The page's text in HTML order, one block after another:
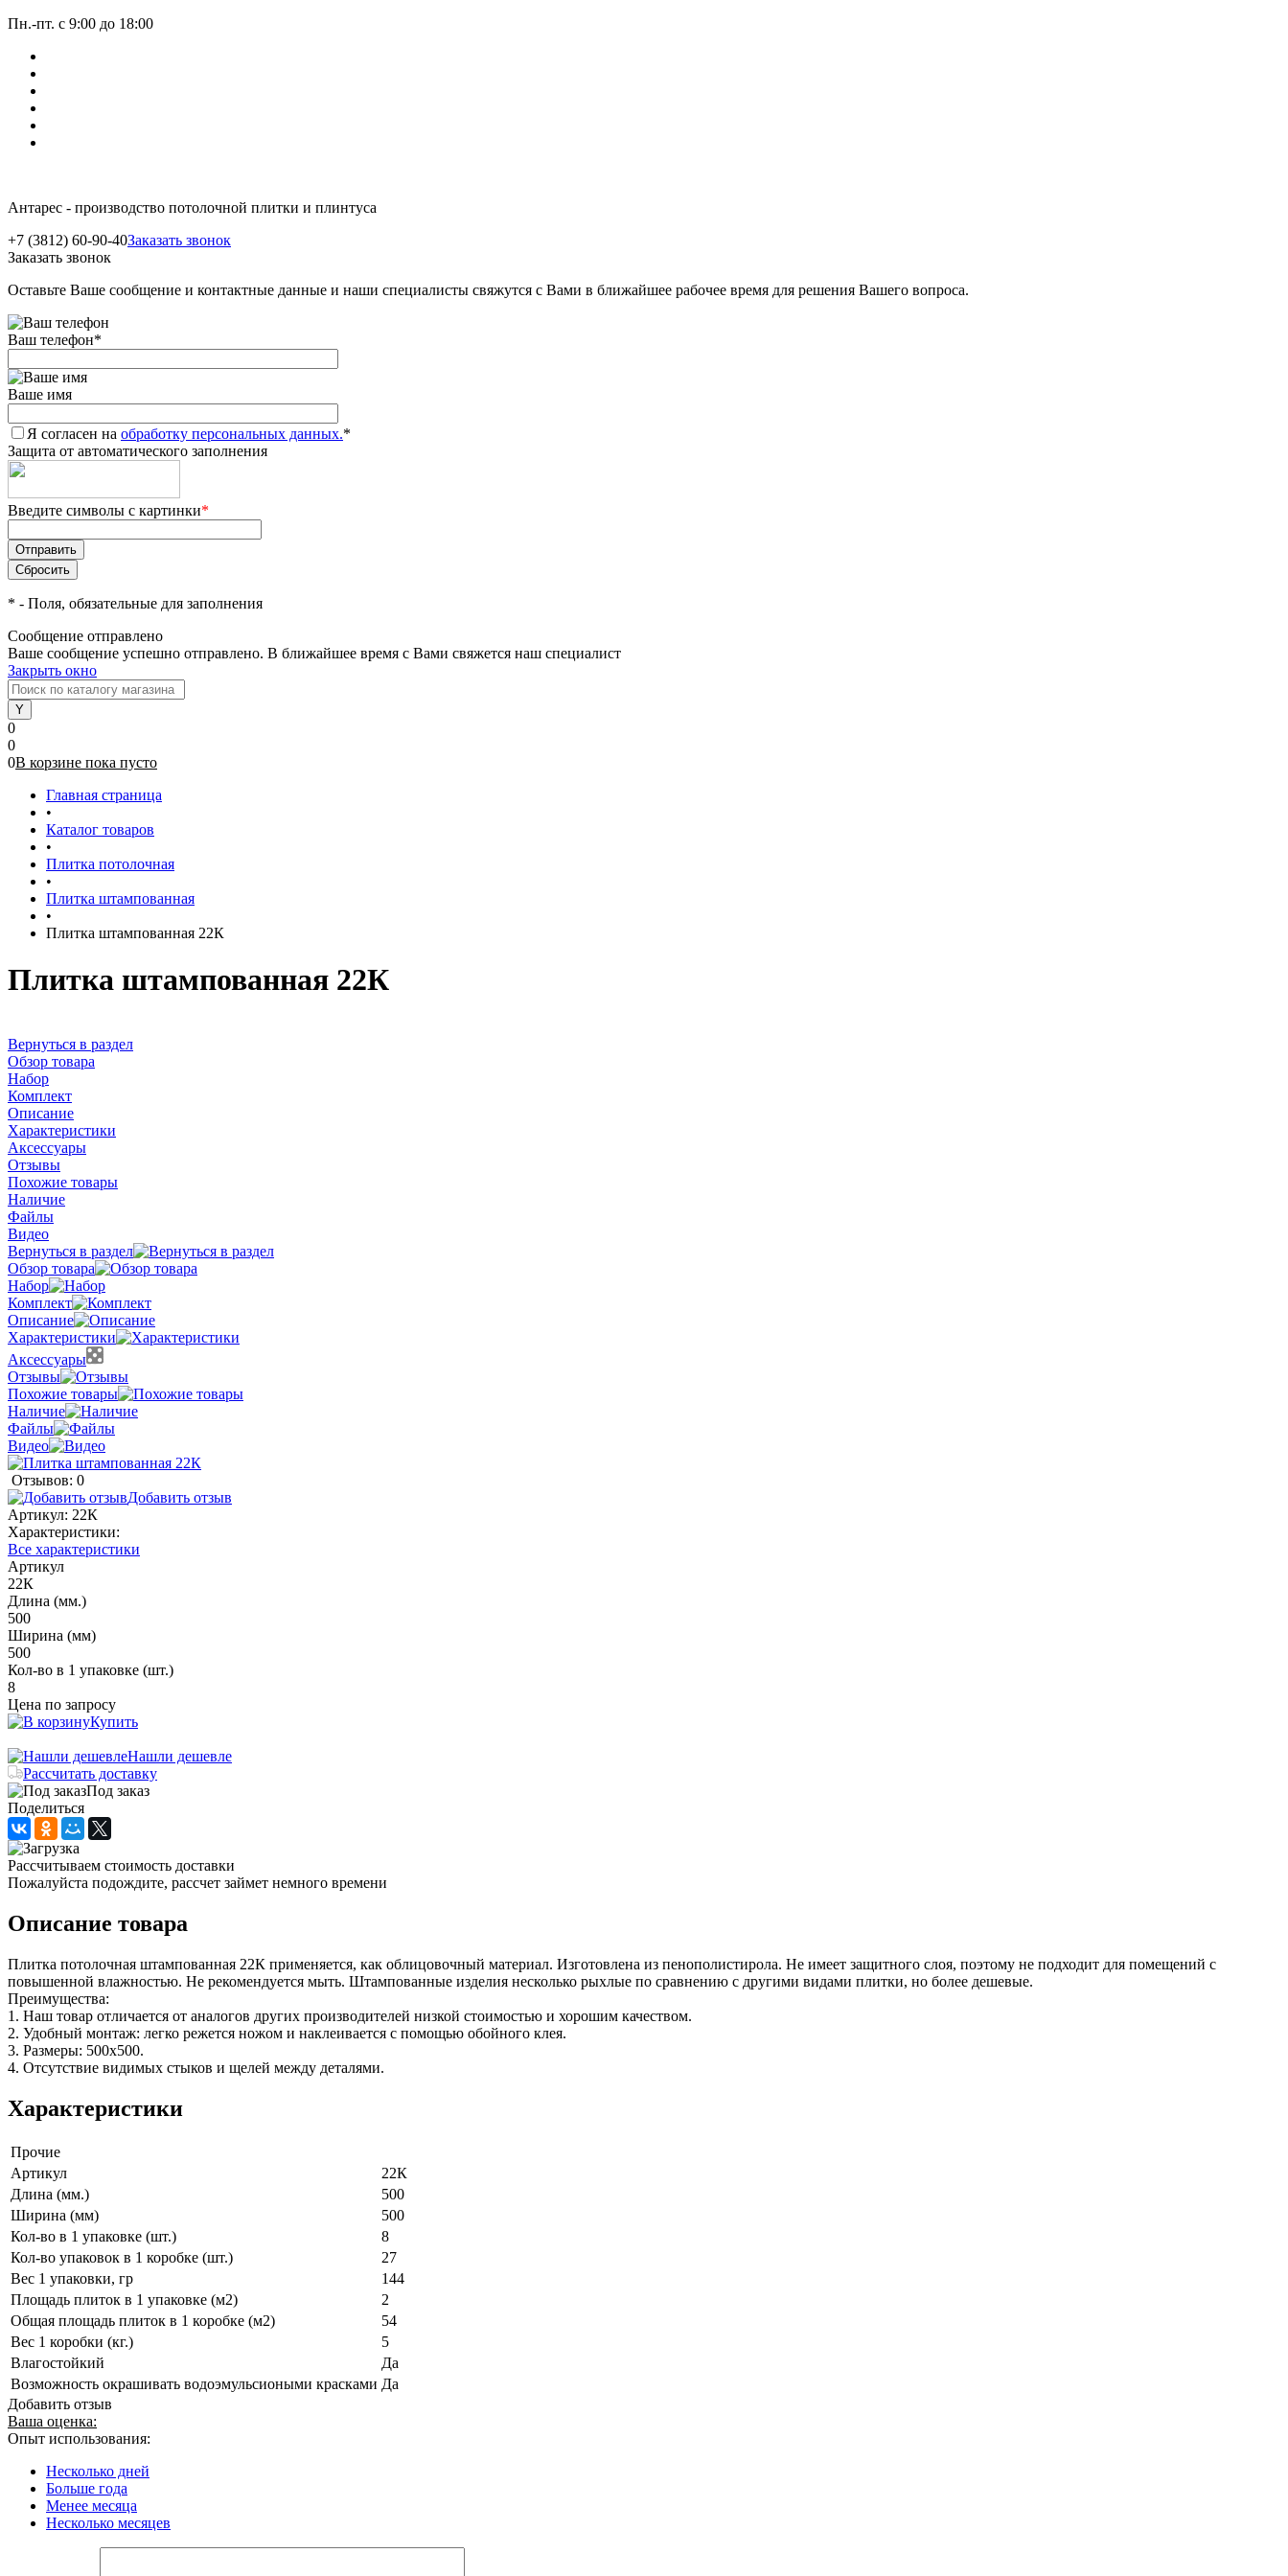
Пн.-пт. с 9:00 до 18:00
Антарес - производство потолочной плитки и плинтуса
+7 (3812) 60-90-40Заказать звонок
Заказать звонок
Оставьте Ваше сообщение и контактные данные и наши специалисты свяжутся с Вами в ближайшее рабочее время для решения Вашего вопроса.
Ваш телефон*
Ваше имя
Я согласен на обработку персональных данных.*
Защита от автоматического заполнения
Введите символы с картинки*
* - Поля, обязательные для заполнения
Сообщение отправлено
Ваше сообщение успешно отправлено. В ближайшее время с Вами свяжется наш специалист
Закрыть окно
0
0
0В корзине пока пусто
Главная страница
•
Каталог товаров
•
Плитка потолочная
•
Плитка штампованная
•
Плитка штампованная 22К
Плитка штампованная 22К
Вернуться в раздел
Обзор товара
Набор
Комплект
Описание
Характеристики
Аксессуары
Отзывы
Похожие товары
Наличие
Файлы
Видео
Вернуться в раздел
Обзор товара
Набор
Комплект
Описание
Характеристики
Аксессуары
Отзывы
Похожие товары
Наличие
Файлы
Видео
Отзывов: 0
Добавить отзыв
Артикул: 22К
Характеристики:
Все характеристики
Артикул
22К
Длина (мм.)
500
Ширина (мм)
500
Кол-во в 1 упаковке (шт.)
8
Цена по запросу
Купить
Нашли дешевле
Рассчитать доставку
Под заказ
Поделиться
Рассчитываем стоимость доставки
Пожалуйста подождите, рассчет займет немного времени
Описание товара
Плитка потолочная штампованная 22К применяется, как облицовочный материал. Изготовлена из пенополистирола. Не имеет защитного слоя, поэтому не подходит для помещений с
повышенной влажностью. Не рекомендуется мыть. Штампованные изделия несколько рыхлые по сравнению с другими видами плитки, но более дешевые.
Преимущества:
1. Наш товар отличается от аналогов других производителей низкой стоимостью и хорошим качеством.
2. Удобный монтаж: легко режется ножом и наклеивается с помощью обойного клея.
3. Размеры: 500х500.
4. Отсутствие видимых стыков и щелей между деталями.
Характеристики
Прочие
Артикул
22К
Длина (мм.)
500
Ширина (мм)
500
Кол-во в 1 упаковке (шт.)
8
Кол-во упаковок в 1 коробке (шт.)
27
Вес 1 упаковки, гр
144
Площадь плиток в 1 упаковке (м2)
2
Общая площадь плиток в 1 коробке (м2)
54
Вес 1 коробки (кг.)
5
Влагостойкий
Да
Возможность окрашивать водоэмульсиоными красками Да
Добавить отзыв
Ваша оценка:
Опыт использования:
Несколько дней
Больше года
Менее месяца
Несколько месяцев